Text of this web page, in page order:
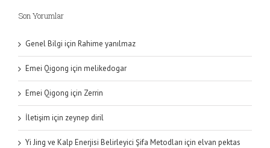
Son Yorumlar
Genel Bilgi için Rahime yanılmaz
Emei Qigong için melikedogar
Emei Qigong için Zerrin
İletişim için zeynep diril
Yi Jing ve Kalp Enerjisi Belirleyici Şifa Metodları için elvan pektas